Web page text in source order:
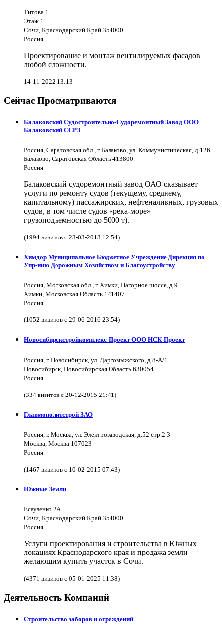
Титова 1
Этаж 1
Сочи, Краснодарский Край 354000
Россия
Проектирование и монтаж вентилируемых фасадов
любой сложности.
14-11-2022 13:13
Сейчас Просматриваются
Балаковский Судостроительно-Судоремонтный Завод ООО
Балаковский ССРЗ
Россия, Саратовская обл., г. Балаково, ул. Коммунистическая, д.126
Балаково, Саратовская Область 413800
Россия
Балаковский судоремонтный завод ОАО оказывает
услуги по ремонту судов (текущему, среднему,
капитальному) пассажирских, нефтеналивных, грузовых
судов, в том числе судов «река-море»
грузоподъемностью до 5000 т).
(1994 визитов с 23-03-2013 12:54)
Химдор Муниципальное Бюджетное Учреждение Дирекция по
Упр-нию Дорожным Хозяйством и Благоустройству
Россия, Московская обл., г. Химки, Нагорное шоссе, д.9
Химки, Московская Область 141407
Россия
(1052 визитов с 29-06-2016 23:54)
Новосибирскстройкомплекс-Проект ООО НСК-Проект
Россия, г. Новосибирск, ул. Даргомыжского, д.8-А/1
Новосибирск, Новосибирская Область 630054
Россия
(334 визитов с 20-12-2015 21:41)
Главмонолитстрой ЗАО
Россия, г. Москва, ул. Электрозаводская, д.52 стр.2-3
Москва, Москва 107023
Россия
(1467 визитов с 10-02-2015 07:43)
Южные Земли
Есауленко 2А
Сочи, Краснодарский Край 354000
Россия
Услуги проектирования и строительства в Южных
локациях Краснодарского края и продажа земли
желающим купить участок в Сочи.
(4371 визитов с 05-01-2025 11:38)
Деятельность Компаний
Строительство заборов и ограждений